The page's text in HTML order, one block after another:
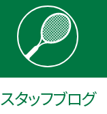
スタッフブログ